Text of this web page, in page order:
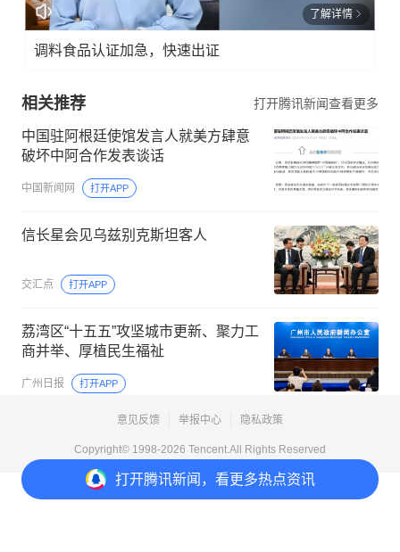
打开腾讯新闻，看更多热点资讯
了解详情
调料食品认证加急，快速出证
相关推荐 打开腾讯新闻查看更多
中国驻阿根廷使馆发言人就美方肆意
破坏中阿合作发表谈话
中国新闻网 打开APP
信长星会见乌兹别克斯坦客人
交汇点 打开APP
荔湾区“十五五”攻坚城市更新、聚力工
商并举、厚植民生福祉
广州日报 打开APP
意见反馈 举报中心 隐私政策
Copyright© 1998-2026 Tencent.All Rights Reserved